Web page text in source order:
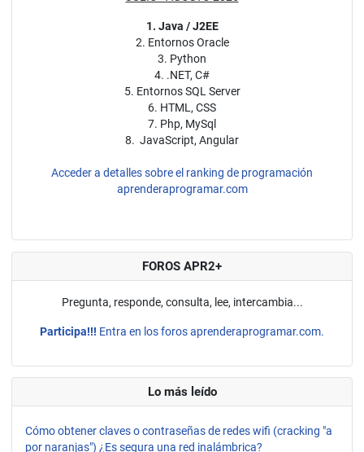
1. Java / J2EE
2. Entornos Oracle
3. Python
4. .NET, C#
5. Entornos SQL Server
6. HTML, CSS
7. Php, MySql
8. JavaScript, Angular
Acceder a detalles sobre el ranking de programación
aprenderaprogramar.com
FOROS APR2+
Pregunta, responde, consulta, lee, intercambia...
Participa!!! Entra en los foros aprenderaprogramar.com.
Lo más leído
Cómo obtener claves o contraseñas de redes wifi (cracking "a
por naranjas") ¿Es segura una red inalámbrica?